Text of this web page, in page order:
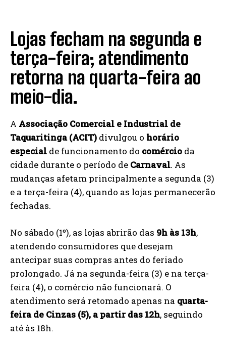
Lojas fecham na segunda e
terça-feira; atendimento
retorna na quarta-feira ao
meio-dia.
A Associação Comercial e Industrial de
Taquaritinga (ACIT) divulgou o horário
especial de funcionamento do comércio da
cidade durante o período de Carnaval. As
mudanças afetam principalmente a segunda (3)
e a terça-feira (4), quando as lojas permanecerão
fechadas.
No sábado (1º), as lojas abrirão das 9h às 13h,
atendendo consumidores que desejam
antecipar suas compras antes do feriado
prolongado. Já na segunda-feira (3) e na terça-
feira (4), o comércio não funcionará. O
atendimento será retomado apenas na quarta-
feira de Cinzas (5), a partir das 12h, seguindo
até às 18h.